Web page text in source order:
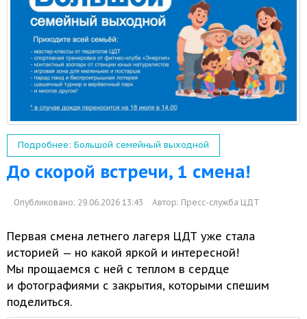
Подробнее: Большой семейный выходной
До скорой встречи, 1 смена!
Опубликовано: 29.06.2026 13:43 Автор: Пресс-служба ЦДТ
Первая смена летнего лагеря ЦДТ уже стала
историей — но какой яркой и интересной!
Мы прощаемся с ней с теплом в сердце
и фотографиями с закрытия, которыми спешим
поделиться.